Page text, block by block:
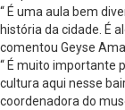
“ É uma aula bem
história da cidade. É
comentou Geyse
“ É muito importante
cultura aqui nesse
coordenadora do